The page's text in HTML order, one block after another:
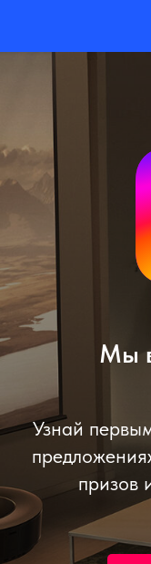
Мы
Узнай
призов